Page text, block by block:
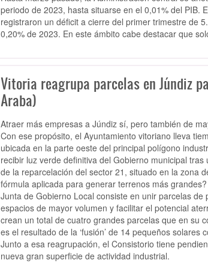
periodo de 2023, hasta situarse en el 0,01% del PIB.
registraron un déficit a cierre del primer trimestre de
0,20% de 2023. En este ámbito cabe destacar que
Vitoria reagrupa parcelas en Júndiz
Araba)
Atraer más empresas a Júndiz sí, pero también de
Con ese propósito, el Ayuntamiento vitoriano lleva
ubicada en la parte oeste del principal polígono
recibir luz verde definitiva del Gobierno municipal
de la reparcelación del sector 21, situado en la zona
fórmula aplicada para generar terrenos más
Junta de Gobierno Local consiste en unir parcelas
espacios de mayor volumen y facilitar el potencial
crean un total de cuatro grandes parcelas que en su
es el resultado de la ‘fusión’ de 14 pequeños
Junto a esa reagrupación, el Consistorio tiene
nueva gran superficie de actividad industrial.